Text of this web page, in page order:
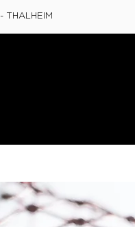
- THALHEIM